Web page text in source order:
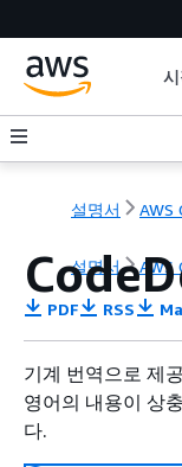
설명서 AWS
설명서 AWS
PDF RSS
기계 번역으로 제
영어의 내용이 상
다.